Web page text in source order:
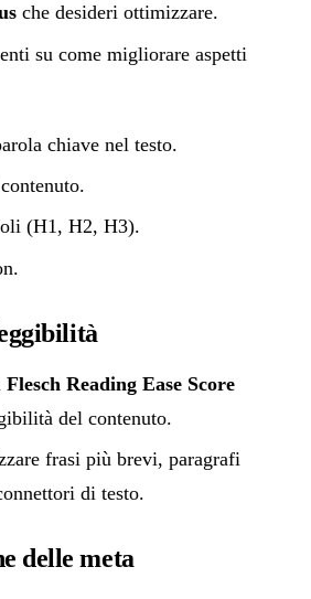
che desideri ottimizzare.
su come migliorare aspetti
chiave nel testo.
(H1, H2, H3).
Flesch Reading Ease Score
del contenuto.
frasi più brevi, paragrafi
di testo.
delle meta